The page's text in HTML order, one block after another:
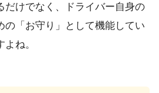
だけでなく、ドライバー自身の
の「お守り」として機能してい
ね。